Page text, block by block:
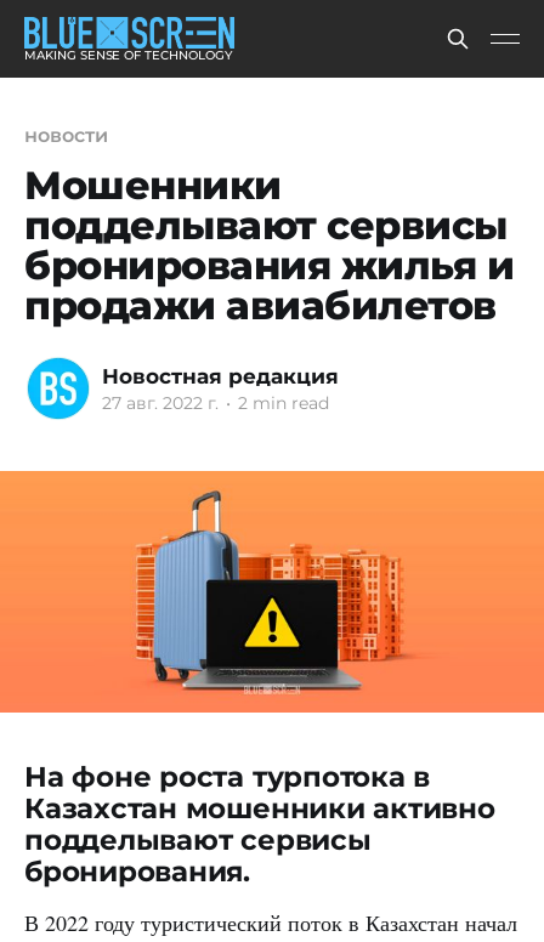
MAKING SENSE OF TECHNOLOGY
новости
Мошенники
подделывают сервисы
бронирования жилья и
продажи авиабилетов
Новостная редакция
27 авг. 2022 г. • 2 min read
На фоне роста турпотока в
Казахстан мошенники активно
подделывают сервисы
бронирования.
В 2022 году туристический поток в Казахстан начал